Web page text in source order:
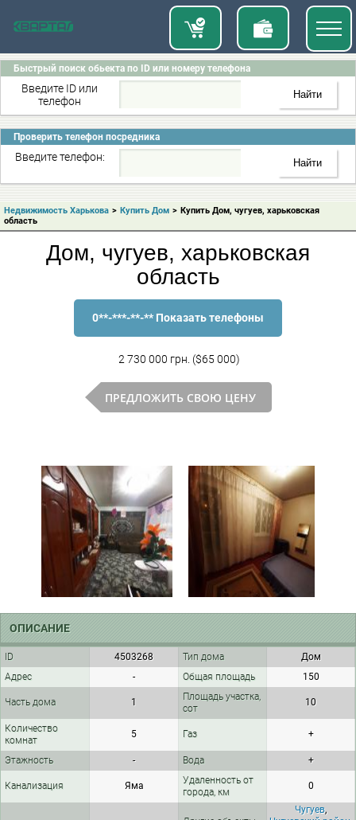
Быстрый поиск обьекта по ID или номеру телефона
Введите ID или
телефон
Проверить телефон посредника
Введите телефон:
Недвижимость Харькова > Купить Дом > Купить Дом, чугуев, харьковская
область
Дом, чугуев, харьковская
область
0**-***-**-** Показать телефоны
2 730 000 грн. ($65 000)
ПРЕДЛОЖИТЬ СВОЮ ЦЕНУ
ОПИСАНИЕ
ID 4503268 Тип дома
Дом
Адрес
- Общая площадь 150
Часть дома 1
Площадь участка,
сот
10
Количество
комнат
5 Газ +
Этажность - Вода +
Канализация Яма
Удаленность от
города, км
0
Чугуев,